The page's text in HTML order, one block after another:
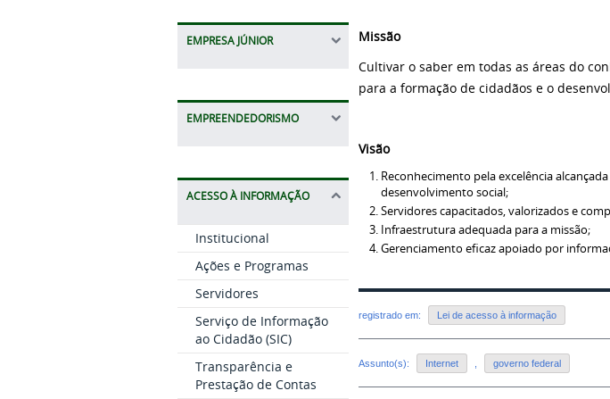
EMPRESA JÚNIOR
EMPREENDEDORISMO
ACESSO À INFORMAÇÃO
Institucional
Ações e Programas
Servidores
Serviço de Informação
ao Cidadão (SIC)
Transparência e
Prestação de Contas
Missão
Cultivar o saber em todas as áreas do
para a formação de cidadãos e o
Visão
Reconhecimento pela excelência
desenvolvimento social;
Servidores capacitados, valorizados e
Infraestrutura adequada para a missão;
Gerenciamento eficaz apoiado por
registrado em: Lei de acesso à informação
Assunto(s): Internet governo federal